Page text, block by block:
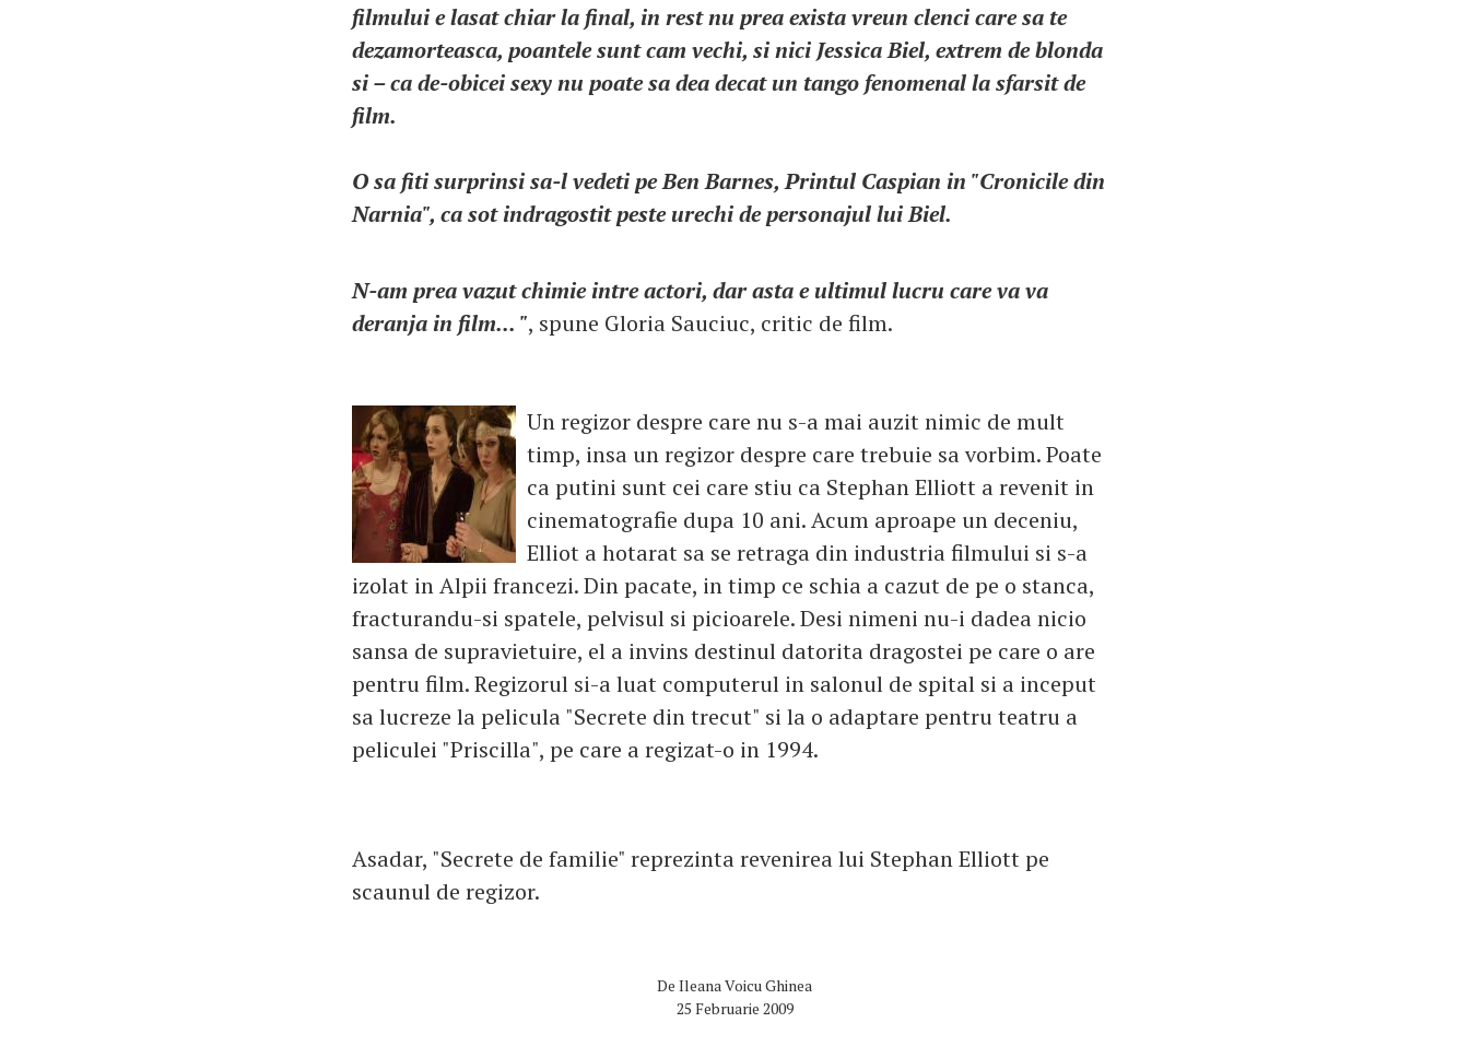
filmului e lasat chiar la final, in rest nu prea exista vreun clenci care sa te
dezamorteasca, poantele sunt cam vechi, si nici Jessica Biel, extrem de blonda
si – ca de-obicei sexy nu poate sa dea decat un tango fenomenal la sfarsit de
film.
O sa fiti surprinsi sa-l vedeti pe Ben Barnes, Printul Caspian in "Cronicile din
Narnia", ca sot indragostit peste urechi de personajul lui Biel.
N-am prea vazut chimie intre actori, dar asta e ultimul lucru care va va
deranja in film... ", spune Gloria Sauciuc, critic de film.
Un regizor despre care nu s-a mai auzit nimic de mult
timp, insa un regizor despre care trebuie sa vorbim. Poate
ca putini sunt cei care stiu ca Stephan Elliott a revenit in
cinematografie dupa 10 ani. Acum aproape un deceniu,
Elliot a hotarat sa se retraga din industria filmului si s-a
izolat in Alpii francezi. Din pacate, in timp ce schia a cazut de pe o stanca,
fracturandu-si spatele, pelvisul si picioarele. Desi nimeni nu-i dadea nicio
sansa de supravietuire, el a invins destinul datorita dragostei pe care o are
pentru film. Regizorul si-a luat computerul in salonul de spital si a inceput
sa lucreze la pelicula "Secrete din trecut" si la o adaptare pentru teatru a
peliculei "Priscilla", pe care a regizat-o in 1994.
Asadar, "Secrete de familie" reprezinta revenirea lui Stephan Elliott pe
scaunul de regizor.
De Ileana Voicu Ghinea
25 Februarie 2009